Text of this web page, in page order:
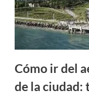
Cómo ir del
de la ciudad: